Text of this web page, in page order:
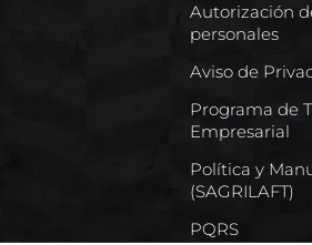
Autorización
personales
Aviso de
Programa de
Empresarial
Política y
(SAGRILAFT)
PQRS